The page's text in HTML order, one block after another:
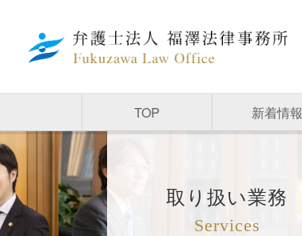
TOP 新着情報
取り扱い業務
Services